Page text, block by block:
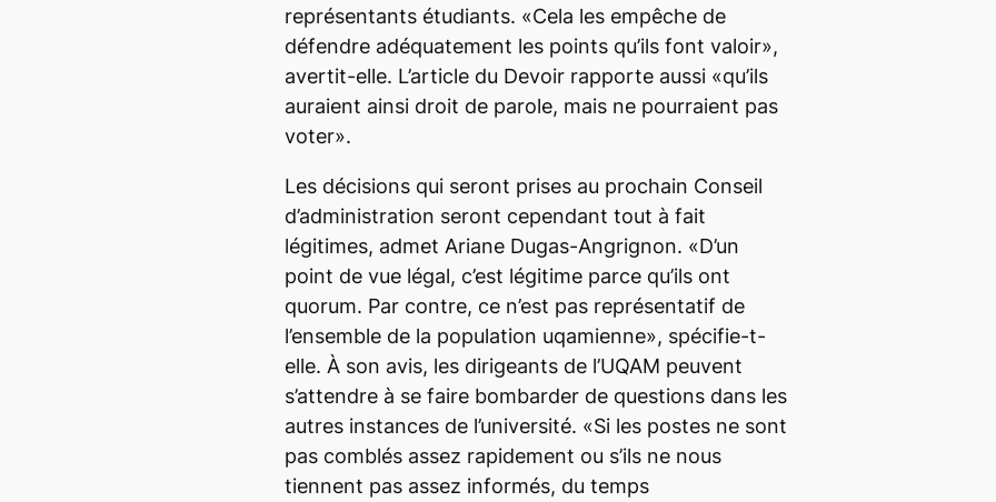
représentants étudiants. «Cela les empêche de
défendre adéquatement les points qu’ils font valoir»,
avertit-elle. L’article du Devoir rapporte aussi «qu’ils
auraient ainsi droit de parole, mais ne pourraient pas
voter».
Les décisions qui seront prises au prochain Conseil
d’administration seront cependant tout à fait
légitimes, admet Ariane Dugas-Angrignon. «D’un
point de vue légal, c’est légitime parce qu’ils ont
quorum. Par contre, ce n’est pas représentatif de
l’ensemble de la population uqamienne», spécifie-t-
elle. À son avis, les dirigeants de l’UQAM peuvent
s’attendre à se faire bombarder de questions dans les
autres instances de l’université. «Si les postes ne sont
pas comblés assez rapidement ou s’ils ne nous
tiennent pas assez informés, du temps